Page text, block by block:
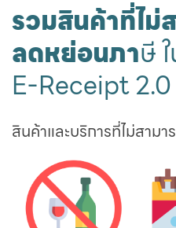
รวมสินค้าที่ไม่
ลดหย่อนภาษี
E-Receipt 2.0
สินค้าและบริการที่ไม่สาม